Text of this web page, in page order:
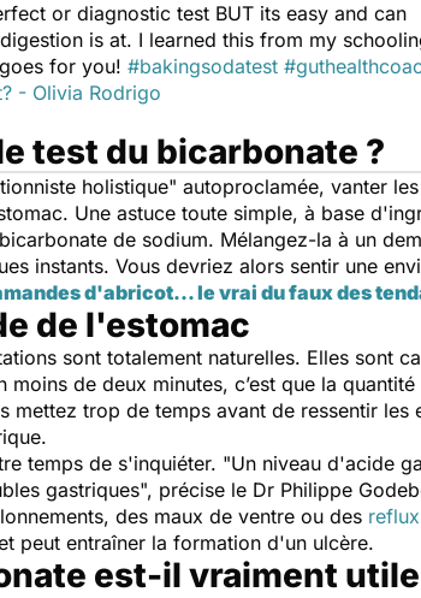
or diagnostic test BUT its easy and can
is at. I learned this from my
for you! #bakingsodatest
- Olivia Rodrigo
test du bicarbonate ?
holistique" autoproclamée, vanter
Une astuce toute simple, à base
de sodium. Mélangez-la à un
instants. Vous devriez alors sentir une
d'abricot... le vrai du faux des
de l'estomac
sont totalement naturelles. Elles sont
moins de deux minutes, c’est que la
mettez trop de temps avant de ressentir
temps de s'inquiéter. "Un niveau d'acide
gastriques", précise le Dr Philippe
des maux de ventre ou des
peut entraîner la formation d'un ulcère.
est-il vraiment